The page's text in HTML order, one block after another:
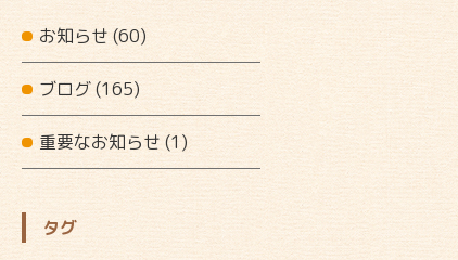
お知らせ (60)
ブログ(165)
重要なお知らせ (1)
タグ